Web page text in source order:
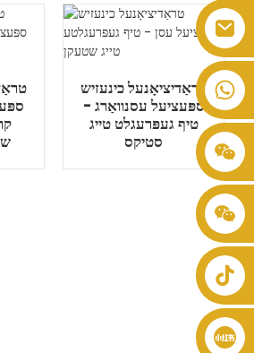
טראַדיציאָנעל כינעזיש
ספּעציעל עסנוואַרג -
טיף געפּרעגלט טייג
סטיקס